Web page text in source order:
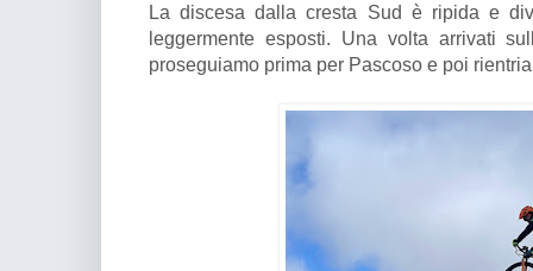
La discesa dalla cresta Sud è ripida e
leggermente esposti. Una volta arrivati
proseguiamo prima per Pascoso e poi